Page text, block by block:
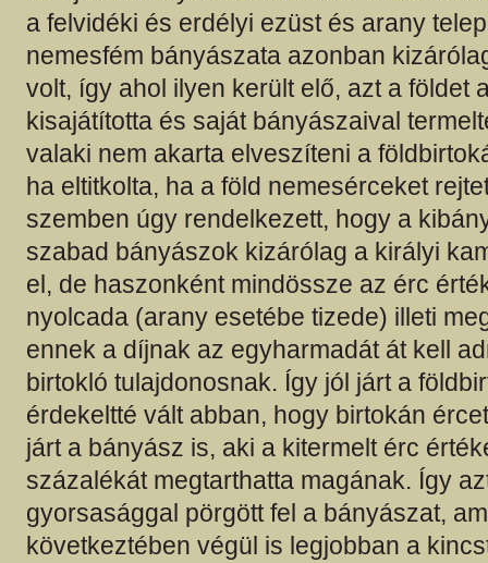
a felvidéki és erdélyi ezüst és arany
nemesfém bányászata azonban
volt, így ahol ilyen került elő, azt a földet
kisajátította és saját bányászaival
valaki nem akarta elveszíteni a
ha eltitkolta, ha a föld nemesérceket
szemben úgy rendelkezett, hogy a
szabad bányászok kizárólag a királyi
el, de haszonként mindössze az érc
nyolcada (arany esetébe tizede) illeti
ennek a díjnak az egyharmadát át kell
birtokló tulajdonosnak. Így jól járt a
érdekeltté vált abban, hogy birtokán
járt a bányász is, aki a kitermelt érc
százalékát megtarthatta magának. Így
gyorsasággal pörgött fel a bányászat,
következtében végül is legjobban a